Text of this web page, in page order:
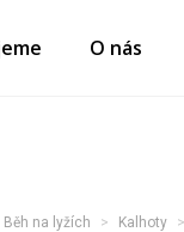
O nás
Běh na lyžích Kalhoty